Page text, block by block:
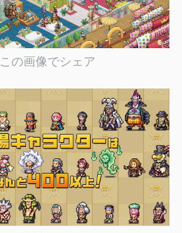
この画像でシェア